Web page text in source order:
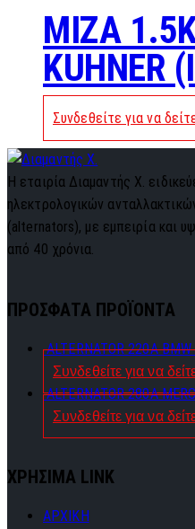
MIZA
KUHNER
Συνδεθείτε για να
Η εταιρία Διαμαντής Χ.
ηλεκτρολογικών
(alternators), με εμπειρία και
από 40 χρόνια.
ΠΡΟΣΦΑΤΑ ΠΡΟΪΟΝΤΑ
ALTERNATOR 220A BMW
Συνδεθείτε για να
ALTERNATOR 280A
Συνδεθείτε για να
ΧΡΗΣΙΜΑ LINK
ΑΡΧΙΚΗ